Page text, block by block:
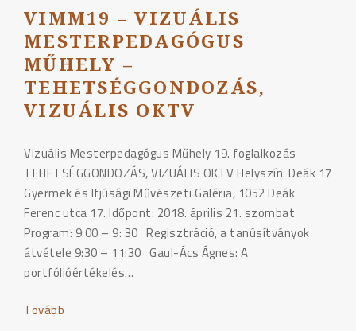
VIMM19 – VIZUÁLIS
MESTERPEDAGÓGUS
MŰHELY –
TEHETSÉGGONDOZÁS,
VIZUÁLIS OKTV
Vizuális Mesterpedagógus Műhely 19. foglalkozás
TEHETSÉGGONDOZÁS, VIZUÁLIS OKTV Helyszín: Deák 17
Gyermek és Ifjúsági Művészeti Galéria, 1052 Deák
Ferenc utca 17. Időpont: 2018. április 21. szombat
Program: 9:00 – 9: 30 Regisztráció, a tanúsítványok
átvétele 9:30 – 11:30 Gaul-Ács Ágnes: A
portfólióértékelés…
Tovább